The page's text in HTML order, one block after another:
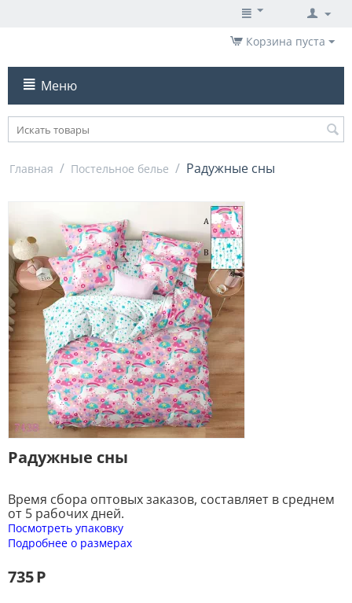
Корзина пуста
Меню
Главная / Постельное белье / Радужные сны
Радужные сны
Время сбора оптовых заказов, составляет в среднем
от 5 рабочих дней.
Посмотреть упаковку
Подробнее о размерах
735Р